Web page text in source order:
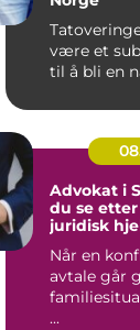
være et
til å bli en
Advokat i
du se
juridisk
Når en
avtale går
...